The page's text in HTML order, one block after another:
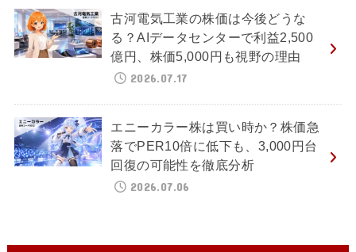
古河電気工業の株価は今後どうな
る？AIデータセンターで利益2,500
億円、株価5,000円も視野の理由
2026.07.17
エニーカラー株は買い時か？株価急
落でPER10倍に低下も、3,000円台
回復の可能性を徹底分析
2026.07.06